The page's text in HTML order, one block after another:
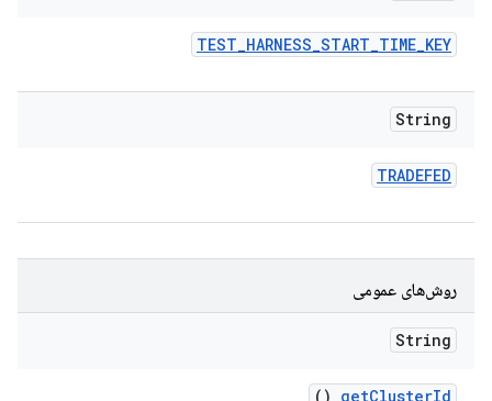
TEST_HARNESS_START_TIME_KEY
String
TRADEFED
روش‌های عمومی
String
getClusterId
()